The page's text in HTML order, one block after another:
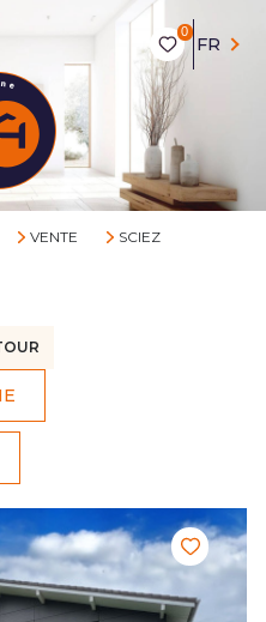
0
FR
VENTE
SCIEZ